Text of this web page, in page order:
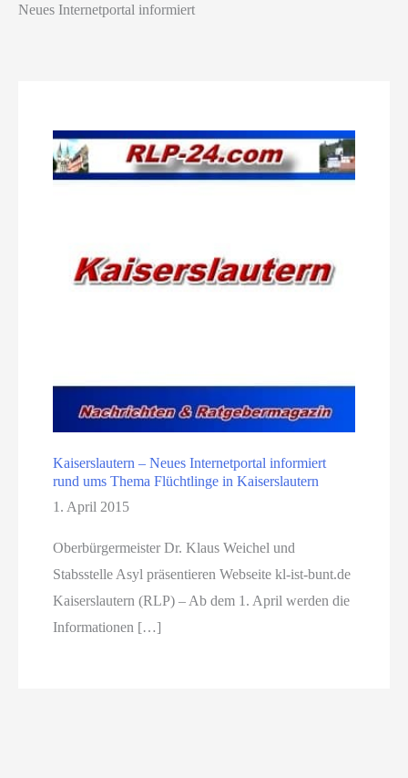
Neues Internetportal informiert
Kaiserslautern – Neues Internetportal informiert
rund ums Thema Flüchtlinge in Kaiserslautern
1. April 2015
Oberbürgermeister Dr. Klaus Weichel und
Stabsstelle Asyl präsentieren Webseite kl-ist-bunt.de
Kaiserslautern (RLP) – Ab dem 1. April werden die
Informationen […]